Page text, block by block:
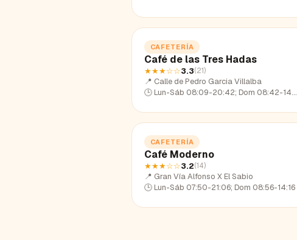
CAFETERÍA
Café de las Tres Hadas
★★★☆☆3.3(21)
📍 Calle de Pedro Garcia Villalba
🕒 Lun-Sáb 08:09-20:42; Dom 08:42-14:15
CAFETERÍA
Café Moderno
★★★☆☆3.2(14)
📍 Gran Vía Alfonso X El Sabio
🕒 Lun-Sáb 07:50-21:06; Dom 08:56-14:16